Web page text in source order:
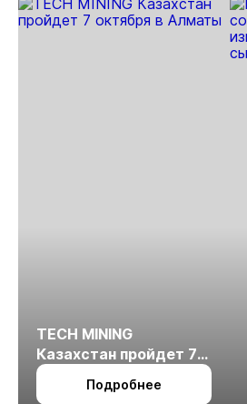
TECH MINING
Казахстан пройдет 7
октября в Алматы
Подробнее